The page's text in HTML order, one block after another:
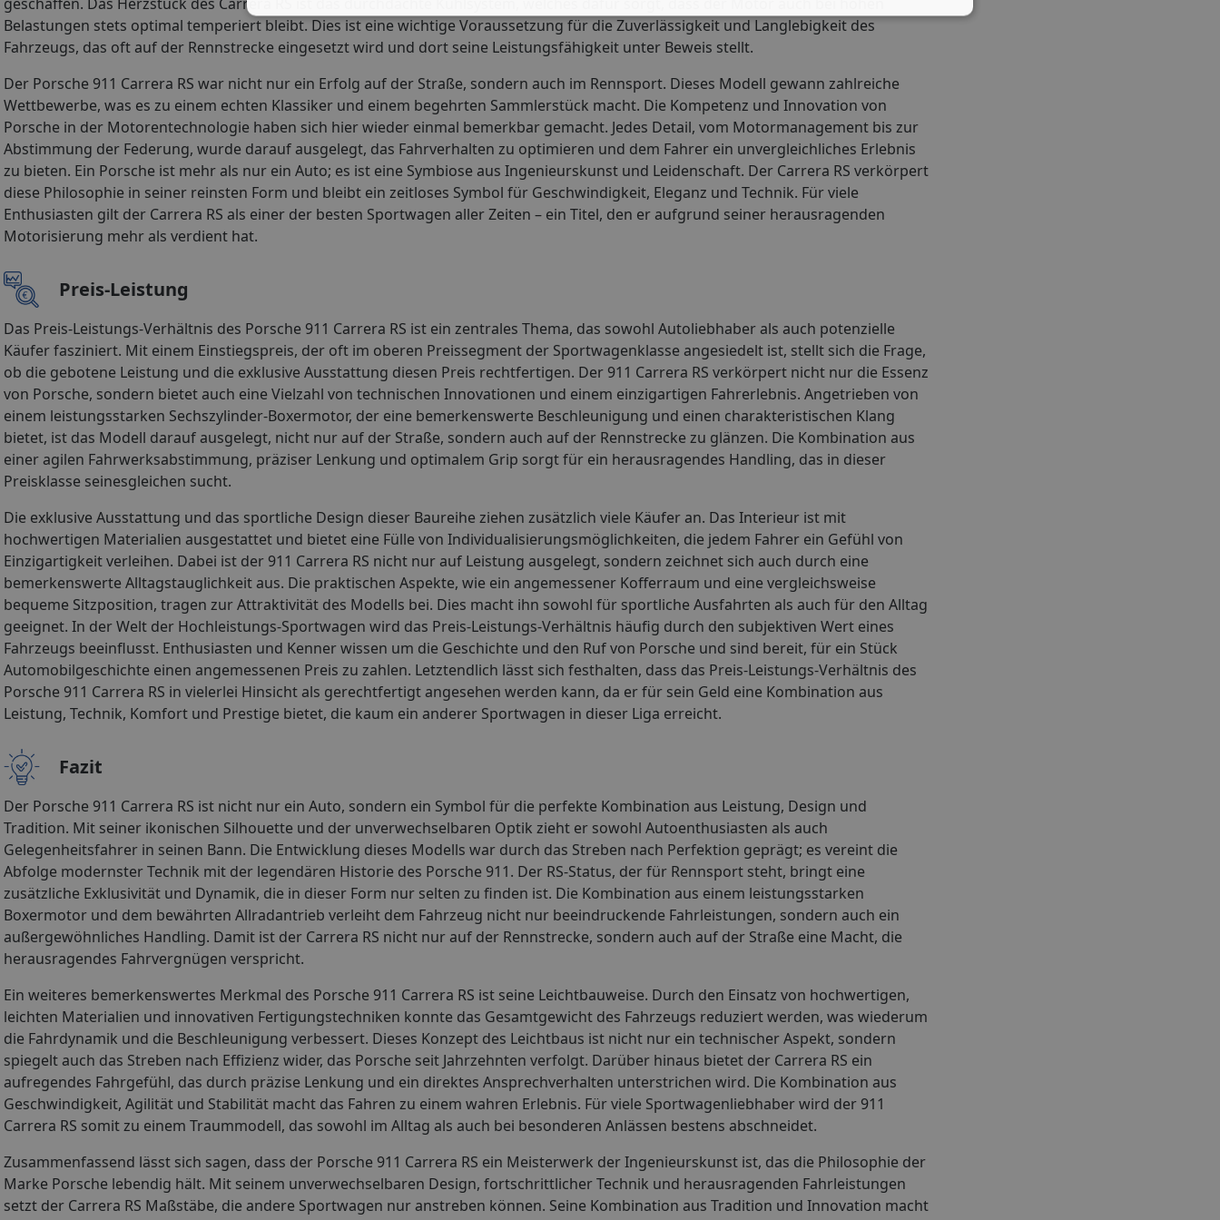
Belastungen stets optimal temperiert bleibt. Dies ist eine wichtige Voraussetzung für die Zuverlässigkeit und Langlebigkeit des
Fahrzeugs, das oft auf der Rennstrecke eingesetzt wird und dort seine Leistungsfähigkeit unter Beweis stellt.
Der Porsche 911 Carrera RS war nicht nur ein Erfolg auf der Straße, sondern auch im Rennsport. Dieses Modell gewann zahlreiche
Wettbewerbe, was es zu einem echten Klassiker und einem begehrten Sammlerstück macht. Die Kompetenz und Innovation von
Porsche in der Motorentechnologie haben sich hier wieder einmal bemerkbar gemacht. Jedes Detail, vom Motormanagement bis zur
Abstimmung der Federung, wurde darauf ausgelegt, das Fahrverhalten zu optimieren und dem Fahrer ein unvergleichliches Erlebnis
zu bieten. Ein Porsche ist mehr als nur ein Auto; es ist eine Symbiose aus Ingenieurskunst und Leidenschaft. Der Carrera RS verkörpert
diese Philosophie in seiner reinsten Form und bleibt ein zeitloses Symbol für Geschwindigkeit, Eleganz und Technik. Für viele
Enthusiasten gilt der Carrera RS als einer der besten Sportwagen aller Zeiten – ein Titel, den er aufgrund seiner herausragenden
Motorisierung mehr als verdient hat.
Preis-Leistung
Das Preis-Leistungs-Verhältnis des Porsche 911 Carrera RS ist ein zentrales Thema, das sowohl Autoliebhaber als auch potenzielle
Käufer fasziniert. Mit einem Einstiegspreis, der oft im oberen Preissegment der Sportwagenklasse angesiedelt ist, stellt sich die Frage,
ob die gebotene Leistung und die exklusive Ausstattung diesen Preis rechtfertigen. Der 911 Carrera RS verkörpert nicht nur die Essenz
von Porsche, sondern bietet auch eine Vielzahl von technischen Innovationen und einem einzigartigen Fahrerlebnis. Angetrieben von
einem leistungsstarken Sechszylinder-Boxermotor, der eine bemerkenswerte Beschleunigung und einen charakteristischen Klang
bietet, ist das Modell darauf ausgelegt, nicht nur auf der Straße, sondern auch auf der Rennstrecke zu glänzen. Die Kombination aus
einer agilen Fahrwerksabstimmung, präziser Lenkung und optimalem Grip sorgt für ein herausragendes Handling, das in dieser
Preisklasse seinesgleichen sucht.
Die exklusive Ausstattung und das sportliche Design dieser Baureihe ziehen zusätzlich viele Käufer an. Das Interieur ist mit
hochwertigen Materialien ausgestattet und bietet eine Fülle von Individualisierungsmöglichkeiten, die jedem Fahrer ein Gefühl von
Einzigartigkeit verleihen. Dabei ist der 911 Carrera RS nicht nur auf Leistung ausgelegt, sondern zeichnet sich auch durch eine
bemerkenswerte Alltagstauglichkeit aus. Die praktischen Aspekte, wie ein angemessener Kofferraum und eine vergleichsweise
bequeme Sitzposition, tragen zur Attraktivität des Modells bei. Dies macht ihn sowohl für sportliche Ausfahrten als auch für den Alltag
geeignet. In der Welt der Hochleistungs-Sportwagen wird das Preis-Leistungs-Verhältnis häufig durch den subjektiven Wert eines
Fahrzeugs beeinflusst. Enthusiasten und Kenner wissen um die Geschichte und den Ruf von Porsche und sind bereit, für ein Stück
Automobilgeschichte einen angemessenen Preis zu zahlen. Letztendlich lässt sich festhalten, dass das Preis-Leistungs-Verhältnis des
Porsche 911 Carrera RS in vielerlei Hinsicht als gerechtfertigt angesehen werden kann, da er für sein Geld eine Kombination aus
Leistung, Technik, Komfort und Prestige bietet, die kaum ein anderer Sportwagen in dieser Liga erreicht.
Fazit
Der Porsche 911 Carrera RS ist nicht nur ein Auto, sondern ein Symbol für die perfekte Kombination aus Leistung, Design und
Tradition. Mit seiner ikonischen Silhouette und der unverwechselbaren Optik zieht er sowohl Autoenthusiasten als auch
Gelegenheitsfahrer in seinen Bann. Die Entwicklung dieses Modells war durch das Streben nach Perfektion geprägt; es vereint die
Abfolge modernster Technik mit der legendären Historie des Porsche 911. Der RS-Status, der für Rennsport steht, bringt eine
zusätzliche Exklusivität und Dynamik, die in dieser Form nur selten zu finden ist. Die Kombination aus einem leistungsstarken
Boxermotor und dem bewährten Allradantrieb verleiht dem Fahrzeug nicht nur beeindruckende Fahrleistungen, sondern auch ein
außergewöhnliches Handling. Damit ist der Carrera RS nicht nur auf der Rennstrecke, sondern auch auf der Straße eine Macht, die
herausragendes Fahrvergnügen verspricht.
Ein weiteres bemerkenswertes Merkmal des Porsche 911 Carrera RS ist seine Leichtbauweise. Durch den Einsatz von hochwertigen,
leichten Materialien und innovativen Fertigungstechniken konnte das Gesamtgewicht des Fahrzeugs reduziert werden, was wiederum
die Fahrdynamik und die Beschleunigung verbessert. Dieses Konzept des Leichtbaus ist nicht nur ein technischer Aspekt, sondern
spiegelt auch das Streben nach Effizienz wider, das Porsche seit Jahrzehnten verfolgt. Darüber hinaus bietet der Carrera RS ein
aufregendes Fahrgefühl, das durch präzise Lenkung und ein direktes Ansprechverhalten unterstrichen wird. Die Kombination aus
Geschwindigkeit, Agilität und Stabilität macht das Fahren zu einem wahren Erlebnis. Für viele Sportwagenliebhaber wird der 911
Carrera RS somit zu einem Traummodell, das sowohl im Alltag als auch bei besonderen Anlässen bestens abschneidet.
Zusammenfassend lässt sich sagen, dass der Porsche 911 Carrera RS ein Meisterwerk der Ingenieurskunst ist, das die Philosophie der
Marke Porsche lebendig hält. Mit seinem unverwechselbaren Design, fortschrittlicher Technik und herausragenden Fahrleistungen
setzt der Carrera RS Maßstäbe, die andere Sportwagen nur anstreben können. Seine Kombination aus Tradition und Innovation macht